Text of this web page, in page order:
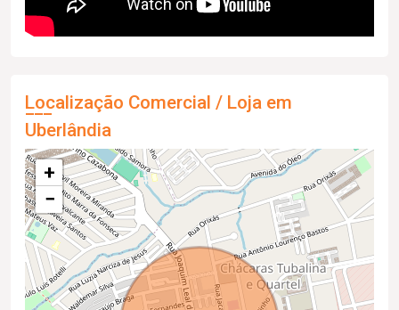
Localização Comercial / Loja em
Uberlândia
+
−